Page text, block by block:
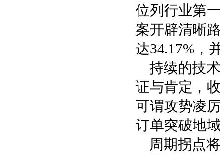
位列行业第
案开辟清晰
达34.17%，
持续的技
证与肯定，
可谓攻势凌
订单突破地
周期拐点